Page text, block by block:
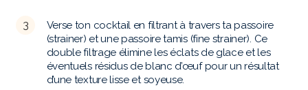
Verse ton cocktail en filtrant à travers ta passoire
(strainer) et une passoire tamis (fine strainer). Ce
double filtrage élimine les éclats de glace et les
éventuels résidus de blanc d’œuf pour un résultat
d’une texture lisse et soyeuse.